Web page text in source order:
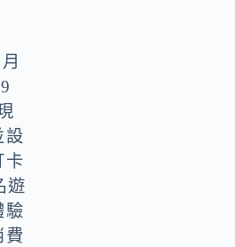
設
卡
遊
驗
費